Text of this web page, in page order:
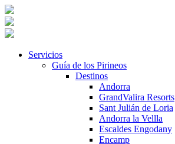
Servicios
Guía de los Pirineos
Destinos
Andorra
GrandValira Resorts
Sant Julián de Loria
Andorra la Vellla
Escaldes Engodany
Encamp